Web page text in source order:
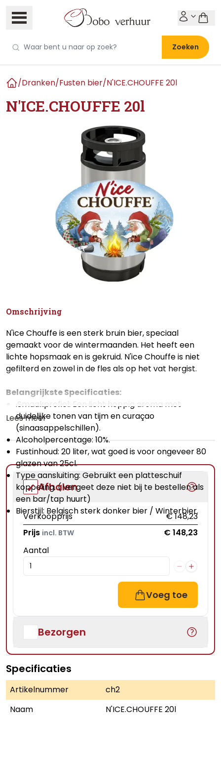
Zoeken
/Dranken/Fusten bier/N'ICE.CHOUFFE 20l
N'ICE.CHOUFFE 20l
Omschrijving
N'ice Chouffe is een sterk bruin bier, speciaal
gemaakt voor de wintermaanden. Het heeft een
lichte hopsmaak en is gekruid. N'ice Chouffe is niet
gefilterd en zowel in de fles als op het vat hergist.
Belangrijkste Specificaties:
.Smaakprofiel: Een licht hoppig aroma met
duidelijke tonen van tijm en curaçao
(sinaasappelschillen).
Alcoholpercentage: 10%.
Fustinhoud: 20 liter, wat goed is voor ongeveer 80
glazen van 25cl.
Type aansluiting: Gebruikt een platteschuif
koppeling. ( vergeet deze niet bij te bestellen als
een bar/tap huurt)
Bierstijl: Belgisch sterk donker bier / Winterbier.
Lees meer
Afhalen
Verkoopprijs
€ 148,23
Prijs incl. BTW
€ 148,23
Aantal
Voeg toe
Bezorgen
Specificaties
Artikelnummer
ch2
Naam
N'ICE.CHOUFFE 20l